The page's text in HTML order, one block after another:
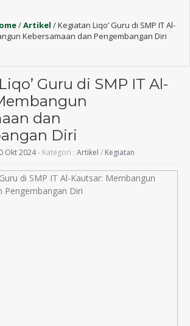
/Artikel /Kegiatan Liqo’ Guru di SMP IT Al-
Kebersamaan dan Pengembangan Diri
Guru di SMP IT Al-
dan
Diri
Okt 2024- Kategori : Artikel / Kegiatan